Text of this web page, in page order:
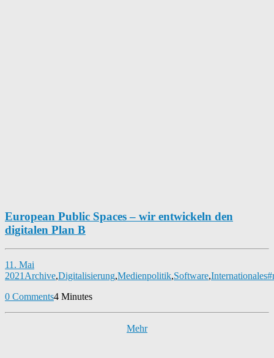
European Public Spaces – wir entwickeln den
digitalen Plan B
11. Mai
2021 Archive,Digitalisierung,Medienpolitik,Software,Internationales
0 Comments4 Minutes
Mehr